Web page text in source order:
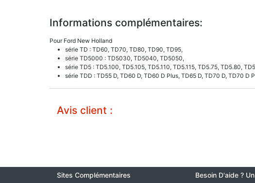
Informations complémentaires:
Pour Ford New Holland
série TD : TD60, TD70, TD80, TD90, TD95,
série TD5000 : TD5030, TD5040, TD5050,
série TD5 : TD5.100, TD5.105, TD5.110, TD5.115, TD5.75, TD5.80,
série TDD : TD55 D, TD60 D, TD60 D Plus, TD65 D, TD70 D, TD70 D
Avis client :
Sites Complémentaires Besoin D'aide ?